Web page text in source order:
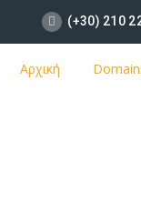
(+30) 210
Αρχική